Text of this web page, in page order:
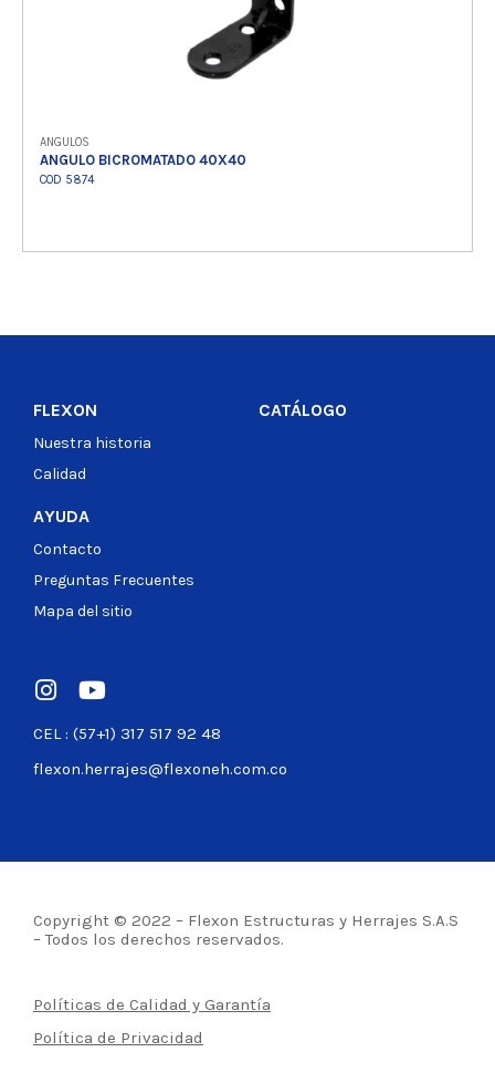
ANGULOS
ANGULO BICROMATADO 40X40
COD 5874
CEL : (57+1) 317 517 92 48
flexon.herrajes@flexoneh.com.co
FLEXON
Nuestra historia
Calidad
CATÁLOGO
AYUDA
Contacto
Preguntas Frecuentes
Mapa del sitio
Copyright © 2022 – Flexon Estructuras y Herrajes S.A.S
– Todos los derechos reservados.
Políticas de Calidad y Garantía
Política de Privacidad